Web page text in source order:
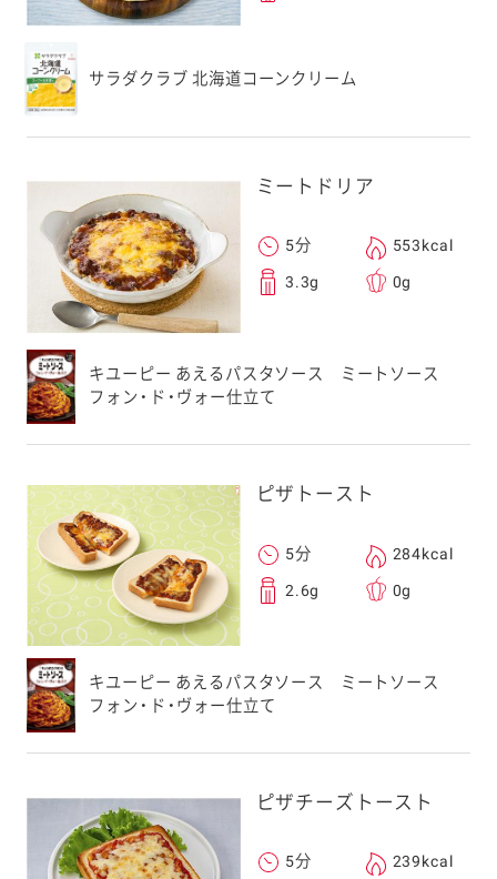
サラダクラブ 北海道コーンクリーム
ミートドリア
5分 553kcal
3.3g 0g
キユーピー あえるパスタソース ミートソース
フォン・ド・ヴォー仕立て
ピザトースト
5分 284kcal
2.6g 0g
キユーピー あえるパスタソース ミートソース
フォン・ド・ヴォー仕立て
ピザチーズトースト
5分 239kcal